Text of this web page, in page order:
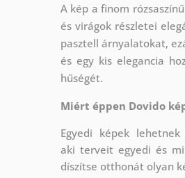
A kép a finom
és virágok részletei
pasztell árnyalatokat,
és egy kis elegancia
hűségét.
Miért éppen Dovido
Egyedi képek
akiterveit egyedi és
díszítse otthonát olyan